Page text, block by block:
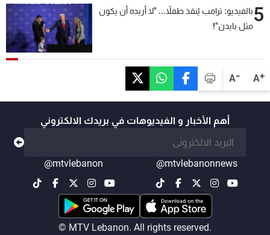
A+
A-
5بالفيديو: ترامب يُنقذ طفلاً... "لا أريده أن يكون
مثل بايدن"!
أهم الأخبار و الفيديوهات في بريدك الالكتروني
@mtvlebanonnews
@mtvlebanon
© MTV Lebanon. All rights reserved.